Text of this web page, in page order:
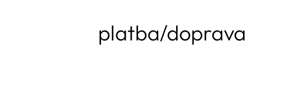
platba/doprava